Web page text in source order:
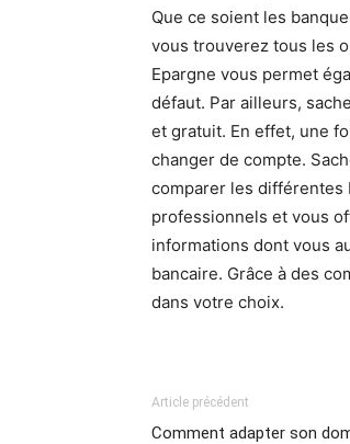
Que ce soient les
vous trouverez tous les
Epargne vous permet
défaut. Par ailleurs,
et gratuit. En effet, une
changer de compte.
comparer les différentes
professionnels et vous
informations dont vous
bancaire. Grâce à des
dans votre choix.
Article précédent
Comment adapter son